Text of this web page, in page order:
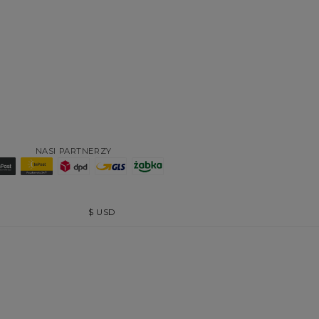
NASI PARTNERZY
$ USD